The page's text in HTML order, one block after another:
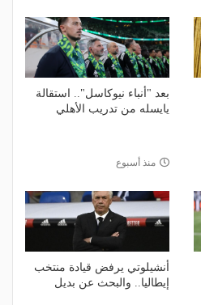
بعد "أنباء نيوكاسل".. استقالة
يايسله من تدريب الأهلي
منذ أسبوع
أنشيلوتي يرفض قيادة منتخب
إيطاليا.. والبحث عن بديل